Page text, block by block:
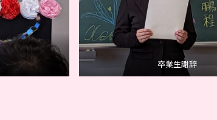
卒業生謝辞